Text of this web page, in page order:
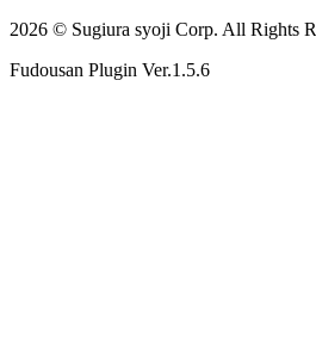
2026 © Sugiura syoji Corp. All Rights
Fudousan Plugin Ver.1.5.6